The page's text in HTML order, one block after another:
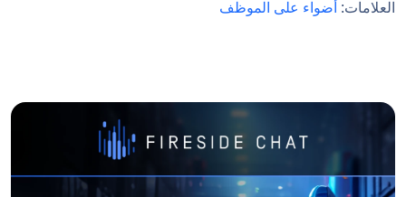
العلامات: أضواء على الموظف